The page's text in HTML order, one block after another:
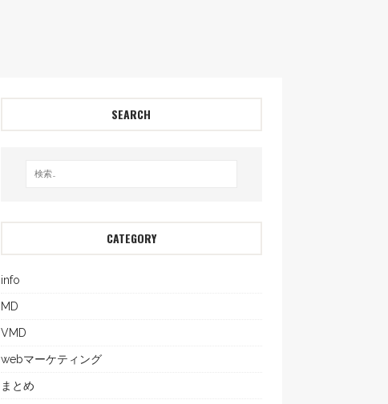
SEARCH
CATEGORY
info
MD
VMD
webマーケティング
まとめ